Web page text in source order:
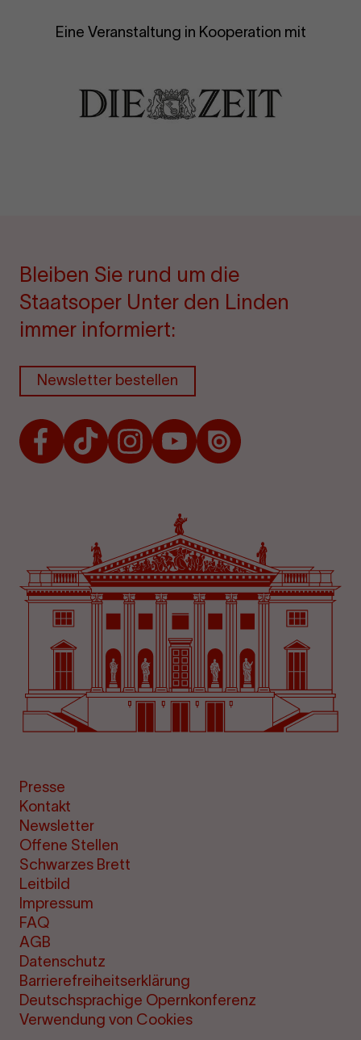
Eine Veranstaltung in Kooperation mit
Bleiben Sie rund um die
Staatsoper Unter den Linden
immer informiert:
Newsletter bestellen
FacebookTikTokInstagramYoutubeIssuu
Presse
Kontakt
Newsletter
Offene Stellen
Schwarzes Brett
Leitbild
Impressum
FAQ
AGB
Datenschutz
Barrierefreiheitserklärung
Deutschsprachige Opernkonferenz
Verwendung von Cookies